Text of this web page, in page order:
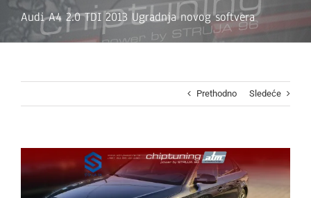
Audi A4 2.0 TDI 2013 Ugradnja novog softvera
Prethodno Sledeće